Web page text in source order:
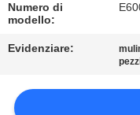
RICHIEDA
UNA
Numero di
modello:
Evidenziare: